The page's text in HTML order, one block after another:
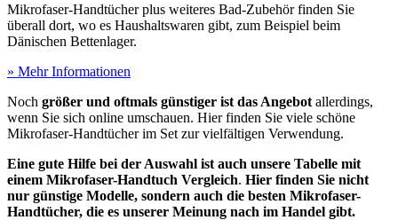
Mikrofaser-Handtücher plus weiteres Bad-Zubehör finden Sie
überall dort, wo es Haushaltswaren gibt, zum Beispiel beim
Dänischen Bettenlager.
» Mehr Informationen
Noch größer und oftmals günstiger ist das Angebot allerdings,
wenn Sie sich online umschauen. Hier finden Sie viele schöne
Mikrofaser-Handtücher im Set zur vielfältigen Verwendung.
Eine gute Hilfe bei der Auswahl ist auch unsere Tabelle mit
einem Mikrofaser-Handtuch Vergleich. Hier finden Sie nicht
nur günstige Modelle, sondern auch die besten Mikrofaser-
Handtücher, die es unserer Meinung nach im Handel gibt.